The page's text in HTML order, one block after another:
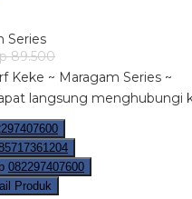
Series
89.500
Keke ~ Maragam Series ~
langsung menghubungi
082297407600
Produk